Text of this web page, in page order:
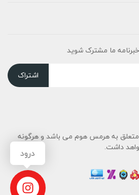
ما مشترک شوید
اشتراک
به هرمس هوم می باشد و هرگونه
داشت.
درود